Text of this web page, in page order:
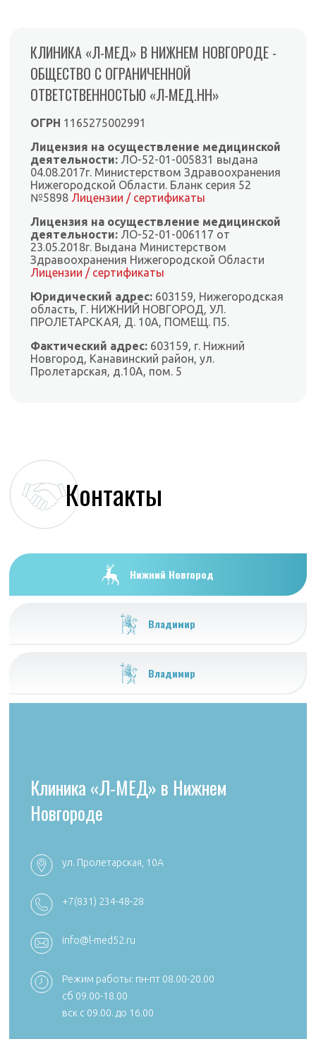
КЛИНИКА «Л-МЕД» В НИЖНЕМ НОВГОРОДЕ -
ОБЩЕСТВО С ОГРАНИЧЕННОЙ
ОТВЕТСТВЕННОСТЬЮ «Л-МЕД.НН»
ОГРН 1165275002991
Лицензия на осуществление медицинской
деятельности: ЛО-52-01-005831 выдана
04.08.2017г. Министерством Здравоохранения
Нижегородской Области. Бланк серия 52
№5898 Лицензии / сертификаты
Лицензия на осуществление медицинской
деятельности: ЛО-52-01-006117 от
23.05.2018г. Выдана Министерством
Здравоохранения Нижегородской Области
Лицензии / сертификаты
Юридический адрес: 603159, Нижегородская
область, Г. НИЖНИЙ НОВГОРОД, УЛ.
ПРОЛЕТАРСКАЯ, Д. 10А, ПОМЕЩ. П5.
Фактический адрес: 603159, г. Нижний
Новгород, Канавинский район, ул.
Пролетарская, д.10А, пом. 5
Контакты
Нижний Новгород
Владимир
Владимир
+7 (4922) 38-30-00 +7 (4922) 44-24-78
reception@aibolit33.com
Клиника «Л-МЕД» в Нижнем
Новгороде
ул. Пролетарская, 10А
+7(831) 234-48-28
info@l-med52.ru
Режим работы: пн-пт 08.00-20.00
сб 09.00-18.00
вск с 09.00. до 16.00